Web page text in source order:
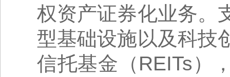
权资产证券化业务。
型基础设施以及科技
信托基金（REITs）